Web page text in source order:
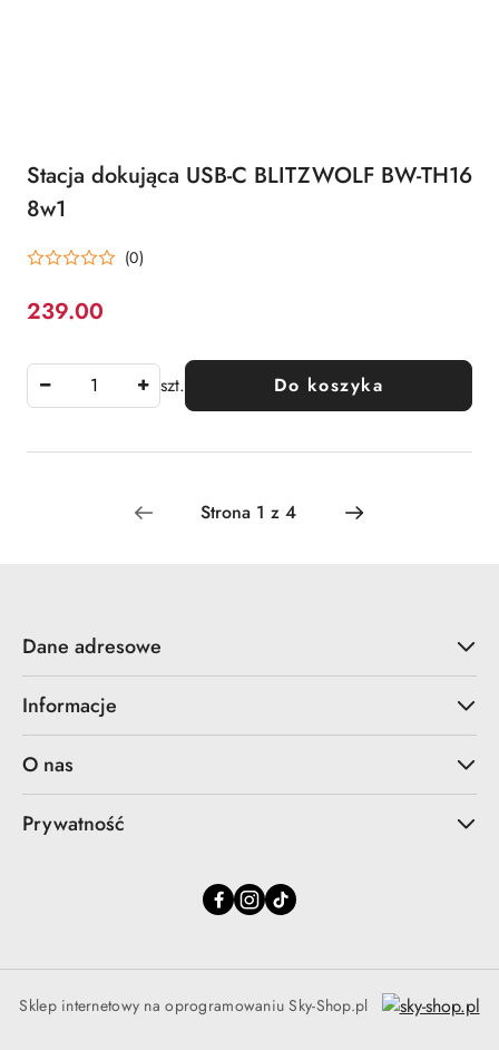
Stacja dokująca USB-C BLITZWOLF BW-TH16
8w1
(0)
Cena:
239.00
szt. Do koszyka
Dane adresowe
Informacje
O nas
Prywatność
Sklep internetowy na oprogramowaniu Sky-Shop.pl